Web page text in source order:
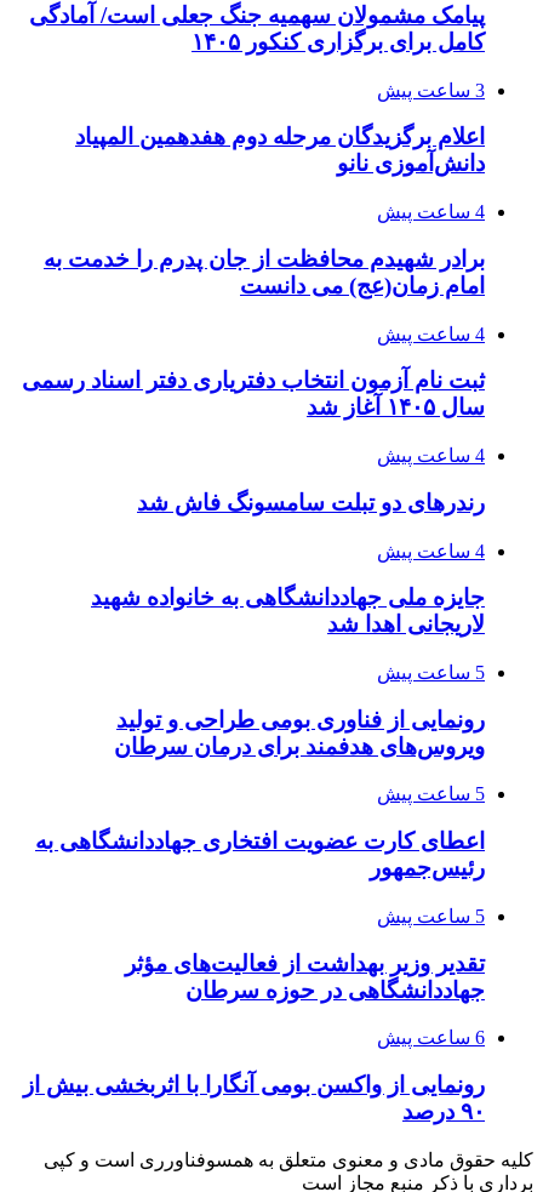
پیامک مشمولان سهمیه جنگ جعلی است/ آمادگی
کامل برای برگزاری کنکور ۱۴۰۵
3 ساعت پیش
اعلام برگزیدگان مرحله دوم هفدهمین المپیاد
دانش‌آموزی نانو
4 ساعت پیش
برادر شهیدم محافظت از جان پدرم را خدمت به
امام زمان(عج) می دانست
4 ساعت پیش
ثبت نام آزمون انتخاب دفتریاری دفتر اسناد رسمی
سال ۱۴۰۵ آغاز شد
4 ساعت پیش
رندرهای دو تبلت سامسونگ فاش شد
4 ساعت پیش
جایزه ملی جهاددانشگاهی به خانواده شهید
لاریجانی اهدا شد
5 ساعت پیش
رونمایی از فناوری بومی طراحی و تولید
ویروس‌های هدفمند برای درمان سرطان
5 ساعت پیش
اعطای کارت عضویت افتخاری جهاددانشگاهی به
رئیس‌جمهور
5 ساعت پیش
تقدیر وزیر بهداشت از فعالیت‌های مؤثر
جهاددانشگاهی در حوزه سرطان
6 ساعت پیش
رونمایی از واکسن بومی آنگارا با اثربخشی بیش از
۹۰ درصد
کلیه حقوق مادی و معنوی متعلق به همسوفناورری است و کپی
برداری با ذکر منبع مجاز است